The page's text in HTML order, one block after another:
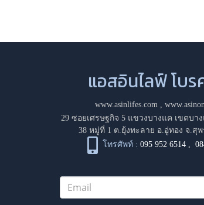
แอสอินไลฟ์ โบร
www.asinlifes.com,
29 ซอยเศรษฐกิจ 5 แขวงบางแค เขตบาง
38 หมู่ที่ 1 ต.ยุ้งทะลาย อ.อู่ทอง จ.สุ
โทรศัพท์ : 095 952 6514 ,